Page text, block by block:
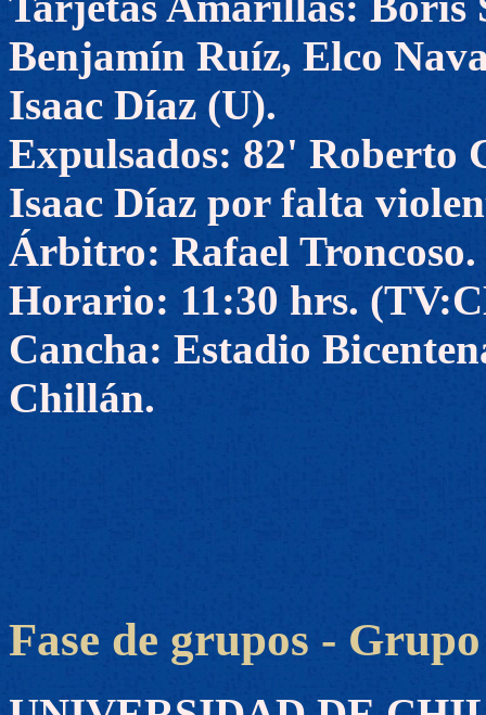
Benjamín Ruíz, Elco
Isaac Díaz (U).
Expulsados: 82' Roberto
Isaac Díaz por falta
Árbitro: Rafael Troncoso.
Horario: 11:30 hrs.
Cancha: Estadio
Chillán.
Fase de grupos -